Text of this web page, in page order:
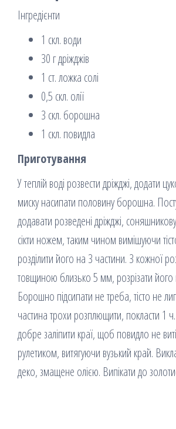
Інгредієнти
1 скл. води
30 г дріжджів
1 ст. ложка солі
0,5 скл. олії
3 скл. борошна
1 скл. повидла
Приготування
У теплій воді розвести дріжджі, додати
миску насипати половину борошна.
додавати розведені дріжджі,
сікти ножем, таким чином вимішуючи
розділити його на 3 частини. З кожної
товщиною близько 5 мм, розрізати його
Борошно підсипати не треба, тісто не
частина трохи розплющити, покласти 1
добре заліпити краї, щоб повидло не
рулетиком, витягуючи вузький край.
деко, змащене олією. Випікати до